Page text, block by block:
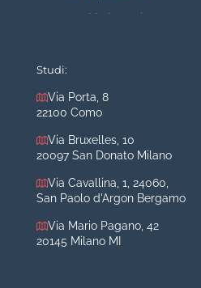
Mastopessi
Rinoplastica
Medicina estetica Milano
Acido ialuronico viso
Aumento labbra
Filler
Studi:
Via Porta, 8
22100 Como
Via Bruxelles, 10
20097 San Donato Milano
Via Cavallina, 1, 24060,
San Paolo d'Argon Bergamo
Via Mario Pagano, 42
20145 Milano MI